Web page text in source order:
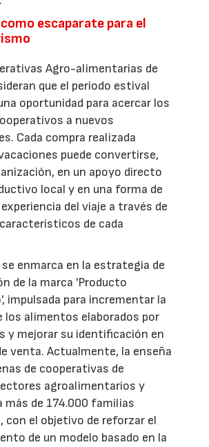
escaparate para el
Agro-alimentarias de
que el periodo estival
oportunidad para acercar los
a nuevos
Cada compra realizada
puede convertirse,
en un apoyo directo
local y en una forma de
del viaje a través de
de cada
enmarca en la estrategia de
de la marca 'Producto
impulsada para incrementar la
los alimentos elaborados por
y mejorar su identificación en
venta. Actualmente, la enseña
de cooperativas de
agroalimentarios y
más de 174.000 familias
con el objetivo de reforzar el
de un modelo basado en la